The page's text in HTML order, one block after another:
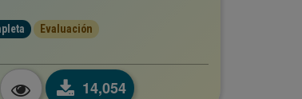
Evaluación
14,054